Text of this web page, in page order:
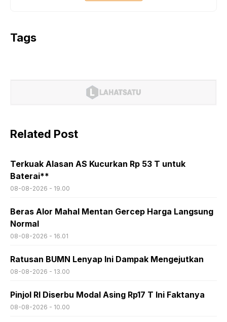
Tags
Related Post
Terkuak Alasan AS Kucurkan Rp 53 T untuk
Baterai**
08-08-2026 - 19.00
Beras Alor Mahal Mentan Gercep Harga Langsung
Normal
08-08-2026 - 16.01
Ratusan BUMN Lenyap Ini Dampak Mengejutkan
08-08-2026 - 13.00
Pinjol RI Diserbu Modal Asing Rp17 T Ini Faktanya
08-08-2026 - 10.00